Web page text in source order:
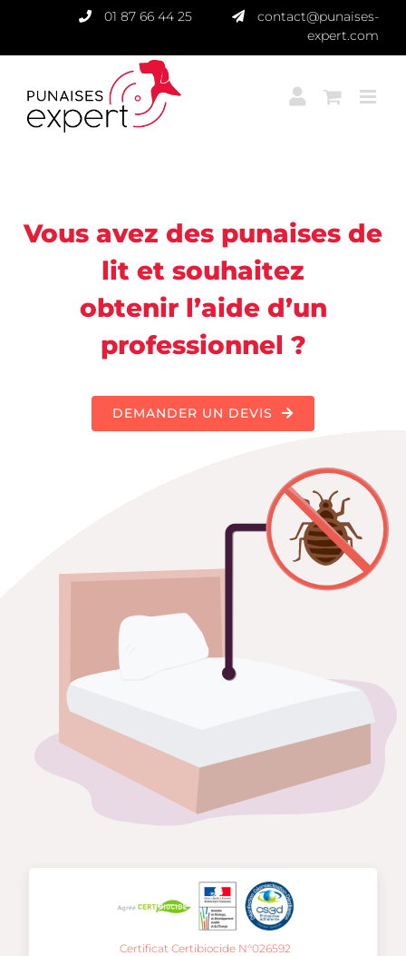
contenu
01 87 66 44 25
contact@punaises-
expert.com
Vous avez des punaises de
lit et souhaitez
obtenir l’aide d’un
professionnel ?
DEMANDER UN DEVIS
Certificat Certibiocide N°026592